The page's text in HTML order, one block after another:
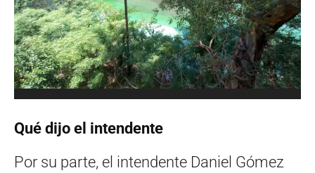
Qué dijo el intendente
Por su parte, el intendente Daniel Gómez